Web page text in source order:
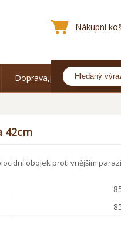
Nákupní
Doprava,platba
42cm
obojek proti vnějším